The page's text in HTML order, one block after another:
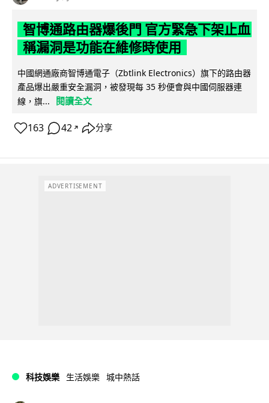
智博通路由器爆後門 官方緊急下架止血
稱漏洞是功能在維修時使用
中國網通廠商智博通電子（Zbtlink Electronics）旗下的路由器
產品爆出嚴重安全漏洞，被發現每 35 秒便會與中國伺服器連
線，旗...
閱讀全文
163 42 ↗ 分享
ADVERTISEMENT
科技娛樂 生活娛樂 城中熱話